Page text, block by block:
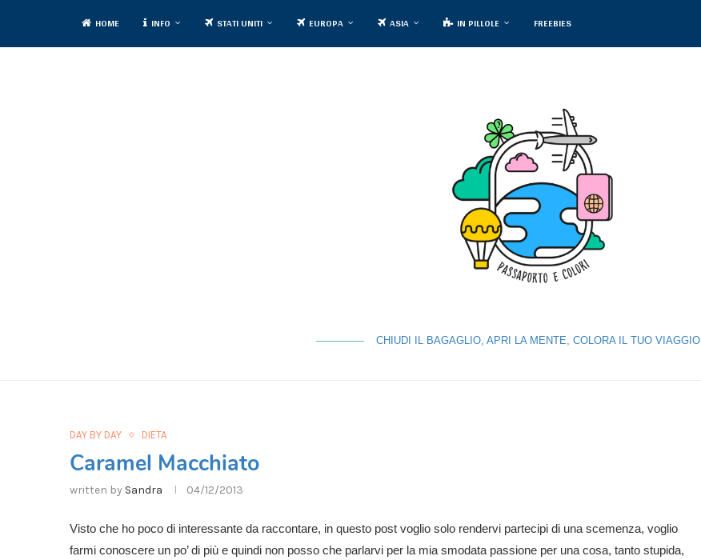
HOME INFO STATI UNITI EUROPA ASIA IN PILLOLE FREEBIES
CHIUDI IL BAGAGLIO, APRI LA MENTE, COLORA IL TUO VIAGGIO
DAY BY DAY DIETA
Caramel Macchiato
written by Sandra 04/12/2013
Visto che ho poco di interessante da raccontare, in questo post voglio solo rendervi partecipi di una scemenza, voglio
farmi conoscere un po’ di più e quindi non posso che parlarvi per la mia smodata passione per una cosa, tanto stupida,